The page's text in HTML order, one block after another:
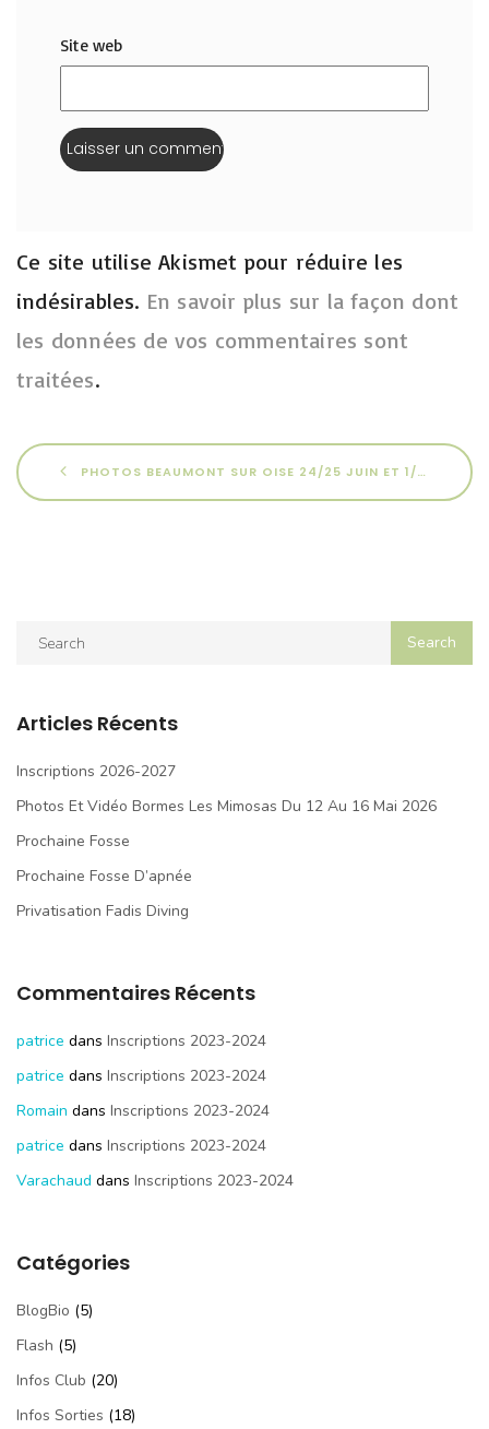
Site web
Ce site utilise Akismet pour réduire les
indésirables. En savoir plus sur la façon dont
les données de vos commentaires sont
traitées.
PHOTOS BEAUMONT SUR OISE 24/25 JUIN ET 1/2 JUILLET 2023
Articles Récents
Inscriptions 2026-2027
Photos Et Vidéo Bormes Les Mimosas Du 12 Au 16 Mai 2026
Prochaine Fosse
Prochaine Fosse D’apnée
Privatisation Fadis Diving
Commentaires Récents
patrice dans Inscriptions 2023-2024
patrice dans Inscriptions 2023-2024
Romain dans Inscriptions 2023-2024
patrice dans Inscriptions 2023-2024
Varachaud dans Inscriptions 2023-2024
Catégories
BlogBio (5)
Flash (5)
Infos Club (20)
Infos Sorties (18)